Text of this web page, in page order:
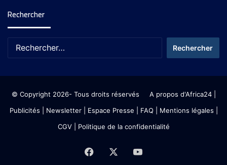
Rechercher
© Copyright 2026- Tous droits réservés A propos d'Africa24|
Publicités
Newsletter| Espace Presse | FAQ | Mentions légales
CGV| Politique de la confidentialité